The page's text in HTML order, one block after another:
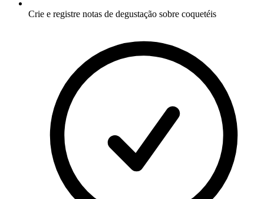
Crie e registre notas de degustação sobre coquetéis